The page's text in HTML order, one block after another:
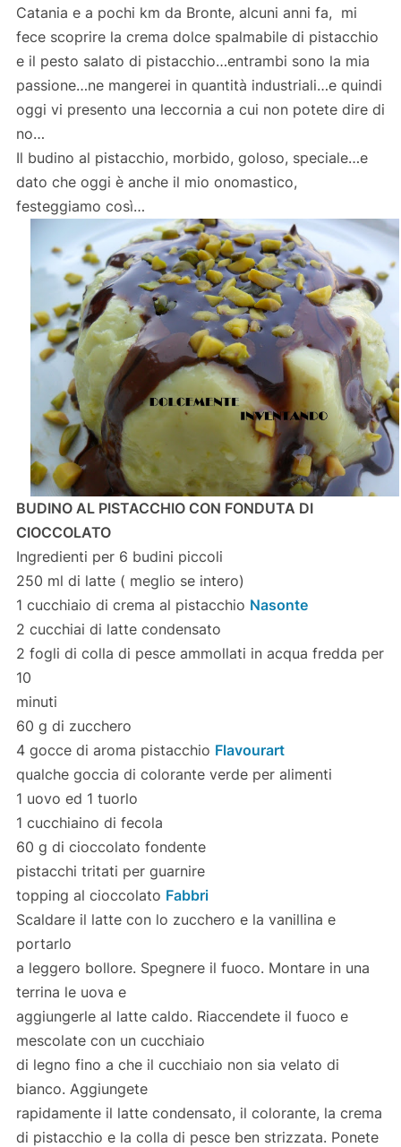
Catania e a pochi km da Bronte, alcuni anni fa, mi
fece scoprire la crema dolce spalmabile di pistacchio
e il pesto salato di pistacchio…entrambi sono la mia
passione…ne mangerei in quantità industriali…e quindi
oggi vi presento una leccornia a cui non potete dire di
no…
Il budino al pistacchio, morbido, goloso, speciale…e
dato che oggi è anche il mio onomastico,
festeggiamo così…
BUDINO AL PISTACCHIO CON FONDUTA DI
CIOCCOLATO
Ingredienti per 6 budini piccoli
250 ml di latte ( meglio se intero)
1 cucchiaio di crema al pistacchio Nasonte
2 cucchiai di latte condensato
2 fogli di colla di pesce ammollati in acqua fredda per
10
minuti
60 g di zucchero
4 gocce di aroma pistacchio Flavourart
qualche goccia di colorante verde per alimenti
1 uovo ed 1 tuorlo
1 cucchiaino di fecola
60 g di cioccolato fondente
pistacchi tritati per guarnire
topping al cioccolato Fabbri
Scaldare il latte con lo zucchero e la vanillina e
portarlo
a leggero bollore. Spegnere il fuoco. Montare in una
terrina le uova e
aggiungerle al latte caldo. Riaccendete il fuoco e
mescolate con un cucchiaio
di legno fino a che il cucchiaio non sia velato di
bianco. Aggiungete
rapidamente il latte condensato, il colorante, la crema
di pistacchio e la colla di pesce ben strizzata. Ponete